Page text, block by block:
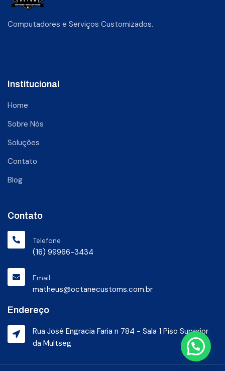
Computadores e Serviços Customizados.
Institucional
Home
Sobre Nós
Soluções
Contato
Blog
Contato
Telefone
(16) 99966-3434
Email
matheus@octanecustoms.com.br
Endereço
Rua José Engracia Faria n 784 - Sala 1 Piso Superior
da Multseg